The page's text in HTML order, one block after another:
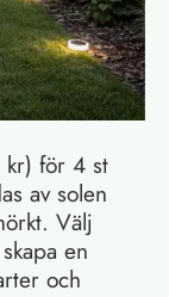
för 4 st
av solen
Välj
en
och